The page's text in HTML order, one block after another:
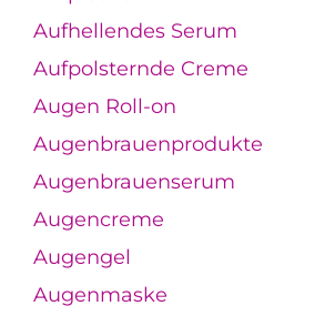
Aufhellendes Serum
Aufpolsternde Creme
Augen Roll-on
Augenbrauenprodukte
Augenbrauenserum
Augencreme
Augengel
Augenmaske